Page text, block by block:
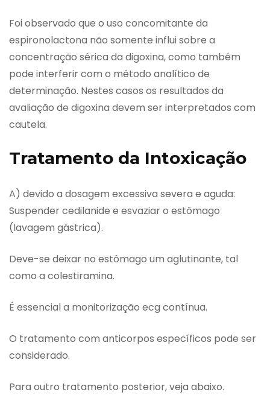
Foi observado que o uso concomitante da
espironolactona não somente influi sobre a
concentração sérica da digoxina, como também
pode interferir com o método analítico de
determinação. Nestes casos os resultados da
avaliação de digoxina devem ser interpretados com
cautela.
Tratamento da Intoxicação
A) devido a dosagem excessiva severa e aguda:
Suspender cedilanide e esvaziar o estômago
(lavagem gástrica).
Deve-se deixar no estômago um aglutinante, tal
como a colestiramina.
É essencial a monitorização ecg contínua.
O tratamento com anticorpos específicos pode ser
considerado.
Para outro tratamento posterior, veja abaixo.